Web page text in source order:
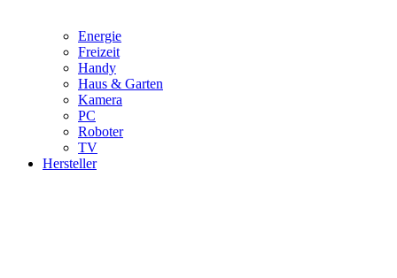
Energie
Freizeit
Handy
Haus & Garten
Kamera
PC
Roboter
TV
Hersteller